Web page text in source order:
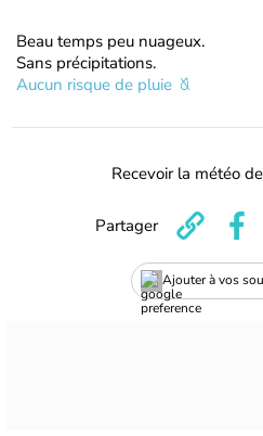
Beau temps peu nuageux.
Sans précipitations.
Aucun risque de pluie
Recevoir la météo
Ajouter à vos
Partager